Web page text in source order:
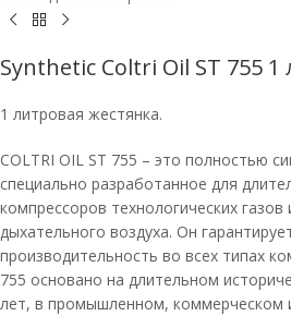
Synthetic Coltri Oil ST 755 1
1 литровая жестянка.
COLTRI OIL ST 755 – это полностью
специально разработанное для
компрессоров технологических
дыхательного воздуха. Он
производительность во всех типах
755 основано на длительном
лет, в промышленном, коммерческом